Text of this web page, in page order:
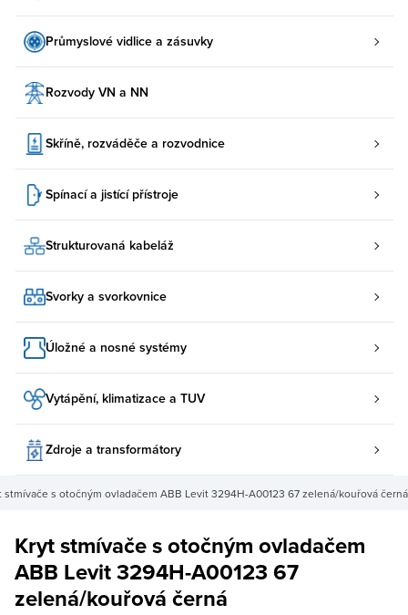
Průmyslové vidlice a zásuvky
Rozvody VN a NN
Skříně, rozváděče a rozvodnice
Spínací a jistící přístroje
Strukturovaná kabeláž
Svorky a svorkovnice
Úložné a nosné systémy
Vytápění, klimatizace a TUV
Zdroje a transformátory
stmívače s otočným ovladačem ABB Levit 3294H-A00123 67 zelená/kouřová černá
Kryt stmívače s otočným ovladačem
ABB Levit 3294H-A00123 67
zelená/kouřová černá